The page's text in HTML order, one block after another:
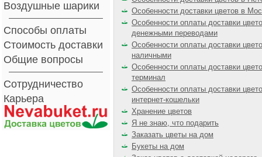
Воздушные шарики
Способы оплаты
Стоимость доставки
Общие вопросы
Сотрудничество
Карьера
Особенности доставки цветов в
Особенности оплаты доставки
денежными переводами
Особенности оплаты доставки
наличными
Особенности оплаты доставки
терминал
Особенности оплаты доставки
интернет-кошельки
Хранение цветов
Я не знаю, что подарить
Заказать цветы на дом
Букеты на дом